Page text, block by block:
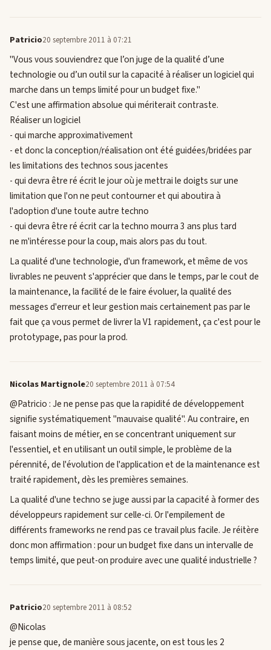
Patricio20 septembre 2011 à 07:21
"Vous vous souviendrez que l’on juge de la qualité d’une
technologie ou d’un outil sur la capacité à réaliser un logiciel qui
marche dans un temps limité pour un budget fixe."
C'est une affirmation absolue qui mériterait contraste.
Réaliser un logiciel
- qui marche approximativement
- et donc la conception/réalisation ont été guidées/bridées par
les limitations des technos sous jacentes
- qui devra être ré écrit le jour où je mettrai le doigts sur une
limitation que l'on ne peut contourner et qui aboutira à
l'adoption d'une toute autre techno
- qui devra être ré écrit car la techno mourra 3 ans plus tard
ne m'intéresse pour la coup, mais alors pas du tout.
La qualité d'une technologie, d'un framework, et même de vos
livrables ne peuvent s'apprécier que dans le temps, par le cout de
la maintenance, la facilité de le faire évoluer, la qualité des
messages d'erreur et leur gestion mais certainement pas par le
fait que ça vous permet de livrer la V1 rapidement, ça c'est pour le
prototypage, pas pour la prod.
Nicolas Martignole20 septembre 2011 à 07:54
@Patricio : Je ne pense pas que la rapidité de développement
signifie systématiquement "mauvaise qualité". Au contraire, en
faisant moins de métier, en se concentrant uniquement sur
l'essentiel, et en utilisant un outil simple, le problème de la
pérennité, de l'évolution de l'application et de la maintenance est
traité rapidement, dès les premières semaines.
La qualité d'une techno se juge aussi par la capacité à former des
développeurs rapidement sur celle-ci. Or l'empilement de
différents frameworks ne rend pas ce travail plus facile. Je réitère
donc mon affirmation : pour un budget fixe dans un intervalle de
temps limité, que peut-on produire avec une qualité industrielle ?
Patricio20 septembre 2011 à 08:52
@Nicolas
je pense que, de manière sous jacente, on est tous les 2